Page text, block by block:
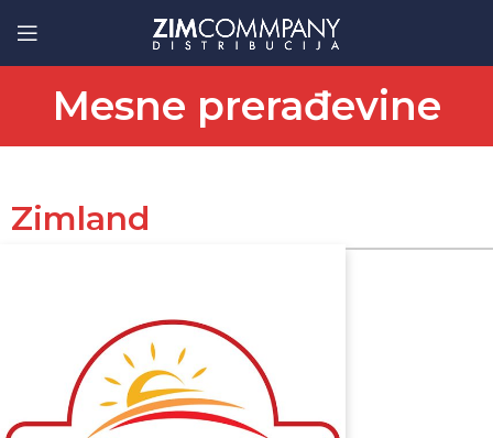
Mesne prerađevine
Zimland